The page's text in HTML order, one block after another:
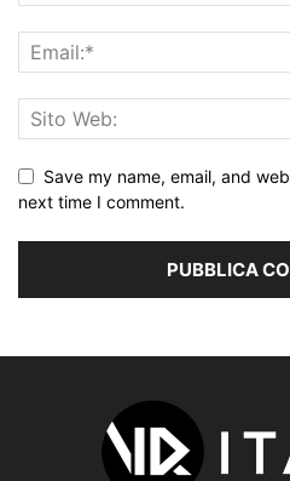
Save my name, email, and
next time I comment.